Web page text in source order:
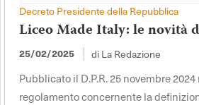
Decreto Presidente della Repubblica
Liceo Made Italy: le novità
25/02/2025 di La Redazione
Pubblicato il D.P.R. 25 novembre
regolamento concernente la